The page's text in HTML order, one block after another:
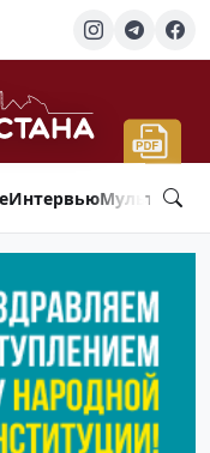
Интервью